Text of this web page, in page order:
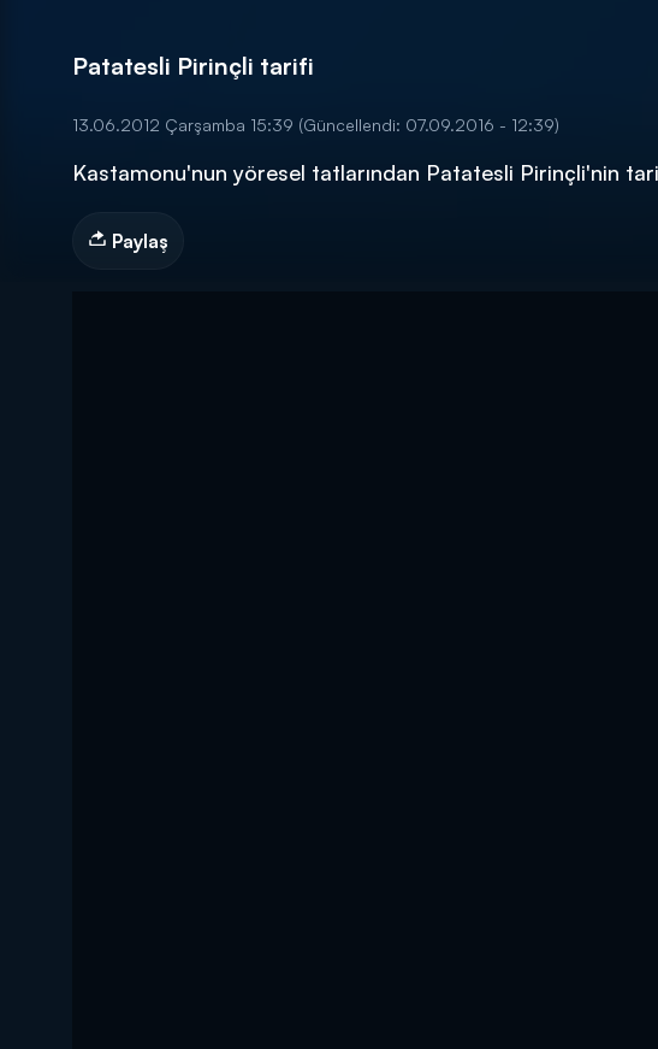
DİĞER SONUÇLAR
Patatesli Pirinçli tarifi
13.06.2012 Çarşamba 15:39 (Güncellendi: 07.09.2016 - 12:39)
Kastamonu'nun yöresel tatlarından Patatesli Pirinçli'nin
Paylaş